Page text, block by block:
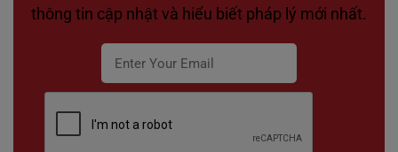
thông tin cập nhật và hiểu biết pháp lý mới nhất.